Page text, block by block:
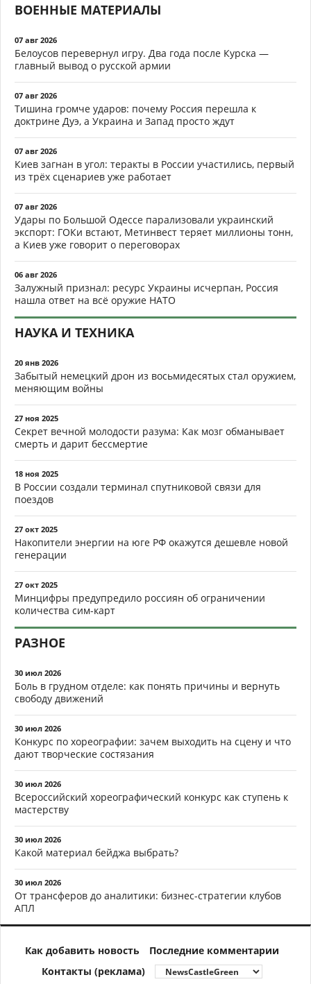
ВОЕННЫЕ МАТЕРИАЛЫ
07 авг 2026
Белоусов перевернул игру. Два года после Курска —
главный вывод о русской армии
07 авг 2026
Тишина громче ударов: почему Россия перешла к
доктрине Дуэ, а Украина и Запад просто ждут
07 авг 2026
Киев загнан в угол: теракты в России участились, первый
из трёх сценариев уже работает
07 авг 2026
Удары по Большой Одессе парализовали украинский
экспорт: ГОКи встают, Метинвест теряет миллионы тонн,
а Киев уже говорит о переговорах
06 авг 2026
Залужный признал: ресурс Украины исчерпан, Россия
нашла ответ на всё оружие НАТО
НАУКА И ТЕХНИКА
20 янв 2026
Забытый немецкий дрон из восьмидесятых стал оружием,
меняющим войны
27 ноя 2025
Секрет вечной молодости разума: Как мозг обманывает
смерть и дарит бессмертие
18 ноя 2025
В России создали терминал спутниковой связи для
поездов
27 окт 2025
Накопители энергии на юге РФ окажутся дешевле новой
генерации
27 окт 2025
Минцифры предупредило россиян об ограничении
количества сим-карт
РАЗНОЕ
30 июл 2026
Боль в грудном отделе: как понять причины и вернуть
свободу движений
30 июл 2026
Конкурс по хореографии: зачем выходить на сцену и что
дают творческие состязания
30 июл 2026
Всероссийский хореографический конкурс как ступень к
мастерству
30 июл 2026
Какой материал бейджа выбрать?
30 июл 2026
От трансферов до аналитики: бизнес-стратегии клубов
АПЛ
Как добавить новость
Последние комментарии
Контакты (реклама)